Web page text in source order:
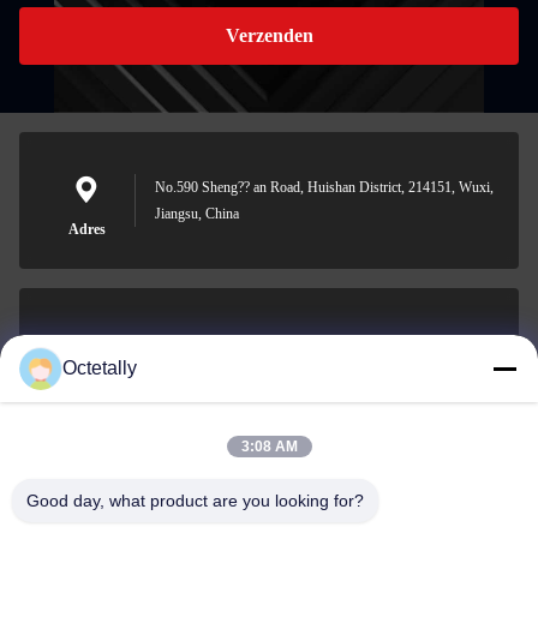
Verzenden
Adres
No.590 Sheng?? an Road, Huishan District, 214151, Wuxi,
Jiangsu, China
0086-510-83271222
Octetally
3:08 AM
Good day, what product are you looking for?